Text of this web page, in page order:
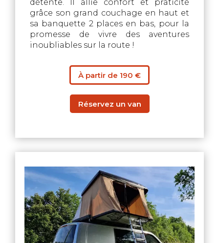
détente. Il allie confort et praticité
grâce son grand couchage en haut et
sa banquette 2 places en bas, pour la
promesse de vivre des aventures
inoubliables sur la route !
À partir de 190 €
Réservez un van